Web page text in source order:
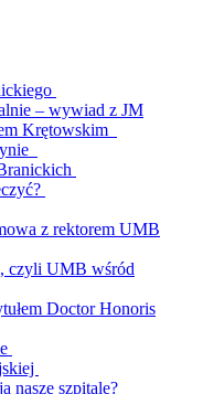
– wywiad z JM
Krętowskim
z rektorem UMB
czyli UMB wśród
Doctor Honoris
nasze szpitale?